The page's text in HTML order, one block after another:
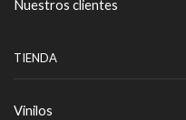
Nuestros clientes
TIENDA
Vinilos